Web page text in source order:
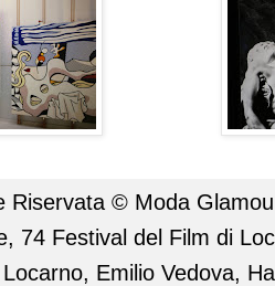
Riservata © Moda
74 Festival del Film di
Emilio Vedova